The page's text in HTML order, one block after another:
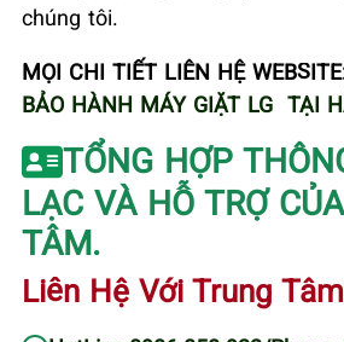
chúng tôi.
MỌI CHI TIẾT LIÊN HỆ
BẢO HÀNH MÁY GIẶT LG TẠI
TỔNG HỢP
LẠC VÀ HỖ TRỢ
TÂM.
Liên Hệ Với Trung